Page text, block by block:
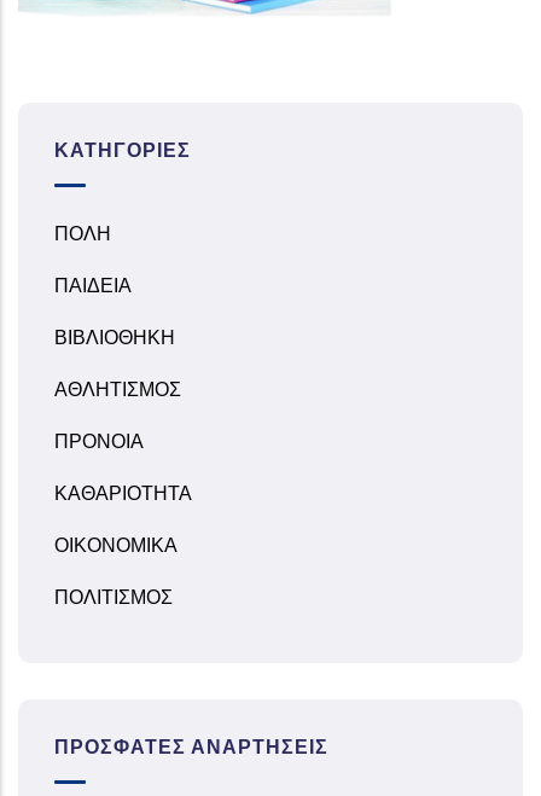
ΚΑΤΗΓΟΡΊΕΣ
ΠΟΛΗ
ΠΑΙΔΕΙΑ
ΒΙΒΛΙΟΘΗΚΗ
ΑΘΛΗΤΙΣΜΟΣ
ΠΡΟΝΟΙΑ
ΚΑΘΑΡΙΟΤΗΤΑ
ΟΙΚΟΝΟΜΙΚΑ
ΠΟΛΙΤΙΣΜΟΣ
ΠΡΌΣΦΑΤΕΣ ΑΝΑΡΤΉΣΕΙΣ